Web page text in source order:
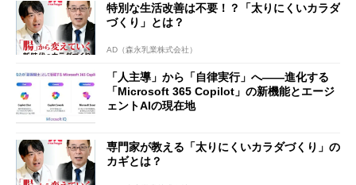
た
特別な生活改善は不要！？「太りにくいカラダ
づくり」とは？
AD（森永乳業株式会社）
「人主導」から「自律実行」へ――進化する
「Microsoft 365 Copilot」の新機能とエージ
ェントAIの現在地
専門家が教える「太りにくいカラダづくり」の
カギとは？